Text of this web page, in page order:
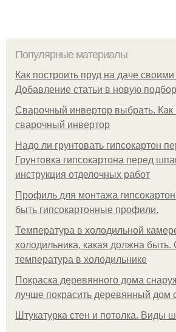
Популярные материалы
Как построить пруд на даче
Добавление статьи в новую
Сварочный инвертор выбрать. Как
сварочный инвертор
Надо ли грунтовать гипсокартон
Грунтовка гипсокартона перед
инструкция отделочных работ
Профиль для монтажа
быть гипсокартонные профили.
Температура в холодильной
холодильника, какая должна быть.
температура в холодильнике
Покраска деревянного дома
лучше покрасить деревянный дом
Штукатурка стен и потолка. Виды